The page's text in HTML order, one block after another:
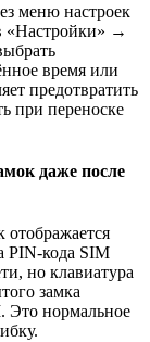
меню настроек
«Настройки» →
время или
предотвратить
при переноске
даже после
PIN-кода SIM
но клавиатура
замка
Это нормальное